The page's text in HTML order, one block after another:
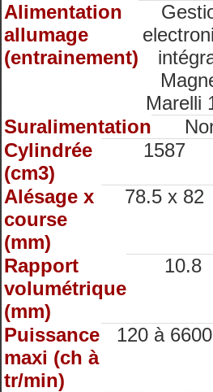
Alimentation
allumage
(entrainement)
Marelli
Suralimentation
Cylindrée
(cm3)
1587
Alésage x
course
(mm)
78.5 x 82
Rapport
volumétrique
(mm)
10.8
Puissance
maxi (ch à
tr/min)
120 à 6600